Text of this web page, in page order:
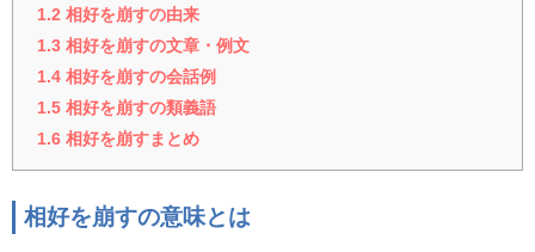
1.2 相好を崩すの由来
1.3 相好を崩すの文章・例文
1.4 相好を崩すの会話例
1.5 相好を崩すの類義語
1.6 相好を崩すまとめ
相好を崩すの意味とは